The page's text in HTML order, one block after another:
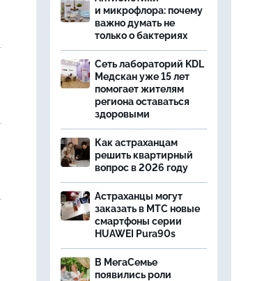
и микрофлора: почему
важно думать не
только о бактериях
Сеть лабораторий KDL
Медскан уже 15 лет
помогает жителям
региона оставаться
здоровыми
Как астраханцам
решить квартирный
вопрос в 2026 году
Астраханцы могут
заказать в МТС новые
смартфоны серии
HUAWEI Pura90s
В МегаСемье
появились роли